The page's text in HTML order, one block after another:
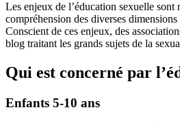
Les enjeux de l’éducation sexuelle
compréhension des diverses
Conscient de ces enjeux, des
blog traitant les grands sujets de la
Qui est concerné par
Enfants 5-10 ans